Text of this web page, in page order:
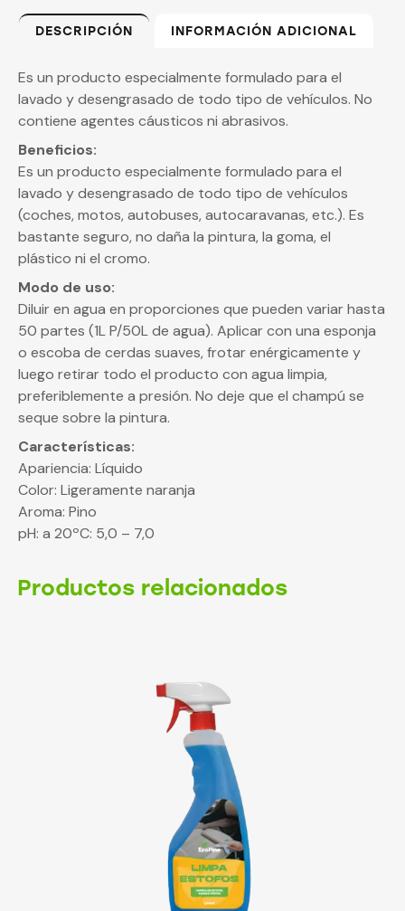
DESCRIPCIÓN INFORMACIÓN ADICIONAL
Es un producto especialmente formulado para el
lavado y desengrasado de todo tipo de vehículos. No
contiene agentes cáusticos ni abrasivos.
Beneficios:
Es un producto especialmente formulado para el
lavado y desengrasado de todo tipo de vehículos
(coches, motos, autobuses, autocaravanas, etc.). Es
bastante seguro, no daña la pintura, la goma, el
plástico ni el cromo.
Modo de uso:
Diluir en agua en proporciones que pueden variar hasta
50 partes (1L P/50L de agua). Aplicar con una esponja
o escoba de cerdas suaves, frotar enérgicamente y
luego retirar todo el producto con agua limpia,
preferiblemente a presión. No deje que el champú se
seque sobre la pintura.
Características:
Apariencia: Líquido
Color: Ligeramente naranja
Aroma: Pino
pH: a 20ºC: 5,0 – 7,0
Productos relacionados